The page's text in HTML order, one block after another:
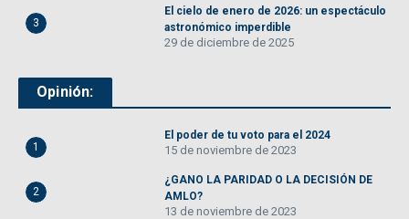
3
El cielo de enero de 2026: un espectáculo
astronómico imperdible
29 de diciembre de 2025
Opinión:
1
El poder de tu voto para el 2024
15 de noviembre de 2023
2
¿GANO LA PARIDAD O LA DECISIÓN DE
AMLO?
13 de noviembre de 2023